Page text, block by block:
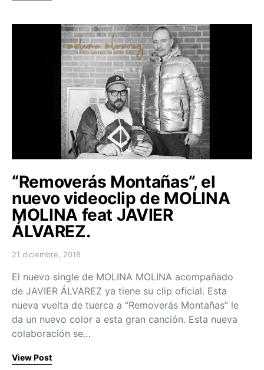
“Removerás Montañas”, el
nuevo videoclip de MOLINA
MOLINA feat JAVIER
ÁLVAREZ.
Posted on
21 diciembre, 2018
El nuevo single de MOLINA MOLINA acompañado
de JAVIER ÁLVAREZ ya tiene su clip oficial. Esta
nueva vuelta de tuerca a “Removerás Montañas” le
da un nuevo color a esta gran canción. Esta nueva
colaboración se…
View Post